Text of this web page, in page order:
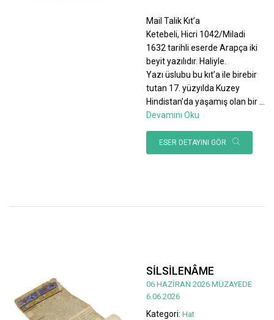
Mail Talik Kıt’a
Ketebeli, Hicri 1042/Miladi
1632 tarihli eserde Arapça iki
beyit yazılıdır. Haliyle.
Yazı üslubu bu kıt’a ile birebir
tutan 17. yüzyılda Kuzey
Hindistan’da yaşamış olan bir
Devamını Oku
ESER DETAYINI GÖR
SİLSİLENÂME
06 HAZİRAN 2026 MÜZAYEDE
6.06.2026
Kategori: Hat